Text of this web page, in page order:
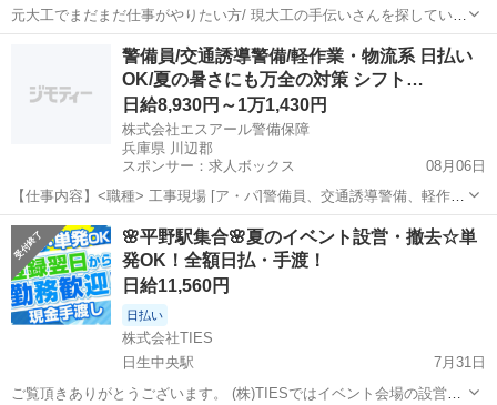
元大工でまだまだ仕事がやりたい方/ 現大工の手伝いさんを探していま
す 兵庫県川辺郡猪名川町で投稿者と一緒に大工工事を手伝ってもらう
のが仕事になります <<日給7000円>> ご応募お待ちしております
川辺郡 大工 猪名川町
警備員/交通誘導警備/軽作業・物流系 日払い
OK/夏の暑さにも万全の対策 シフト…
日給8,930円～1万1,430円
株式会社エスアール警備保障
兵庫県 川辺郡
スポンサー：求人ボックス
08月06日
【仕事内容】<職種> 工事現場 [ア・パ]警備員、交通誘導警備、軽作
業・物流その他 <雇用形態> アルバイト・パート <給与> [ア・パ]日給
8,930円～11,430円 交通費:全額支給 交通手段はなんでもOK 車・原付
で出勤さ...
アルバイト・パート
🌸平野駅集合🌸夏のイベント設営・撤去☆単
発OK！全額日払・手渡！
日給11,560円
日払い
株式会社TIES
日生中央駅
7月31日
ご覧頂きありがとうございます。 (株)TIESではイベント会場の設営、